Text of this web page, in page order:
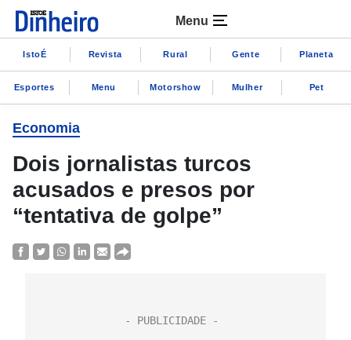
Menu
IstoÉ Revista Rural Gente Planeta
Esportes Menu Motorshow Mulher Pet
Economia
Dois jornalistas turcos
acusados e presos por
“tentativa de golpe”